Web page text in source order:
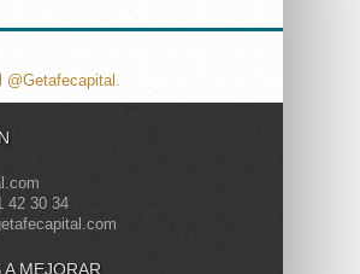
@Getafecapital.
42 30 34
A MEJORAR